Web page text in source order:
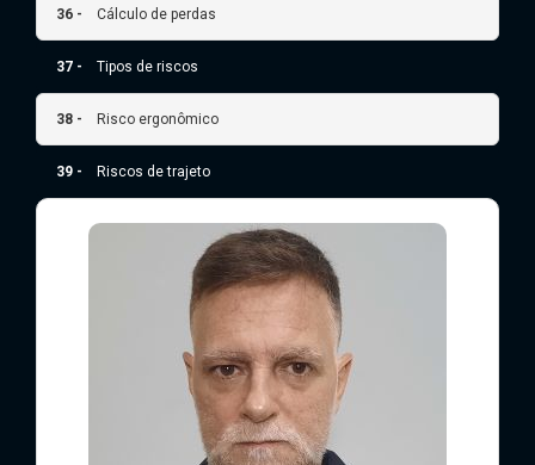
36 - Cálculo de perdas
37 - Tipos de riscos
38 - Risco ergonômico
39 - Riscos de trajeto